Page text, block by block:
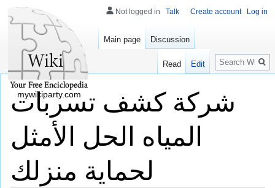
شركة كشف تسربات
المياه الحل الأمثل
لحماية منزلك
Not logged in Talk Create account Log in
Main page Discussion
Read Edit
Search
mywikiparty.com